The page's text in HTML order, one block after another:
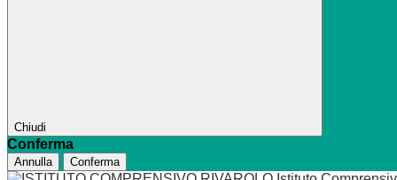
Chiudi
Conferma
Annulla Conferma